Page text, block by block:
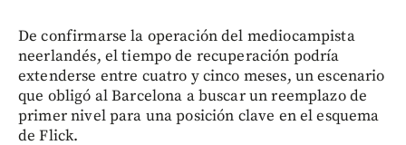
De confirmarse la operación del mediocampista
neerlandés, el tiempo de recuperación podría
extenderse entre cuatro y cinco meses, un escenario
que obligó al Barcelona a buscar un reemplazo de
primer nivel para una posición clave en el esquema
de Flick.